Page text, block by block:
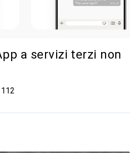
a servizi terzi non
commenti
112